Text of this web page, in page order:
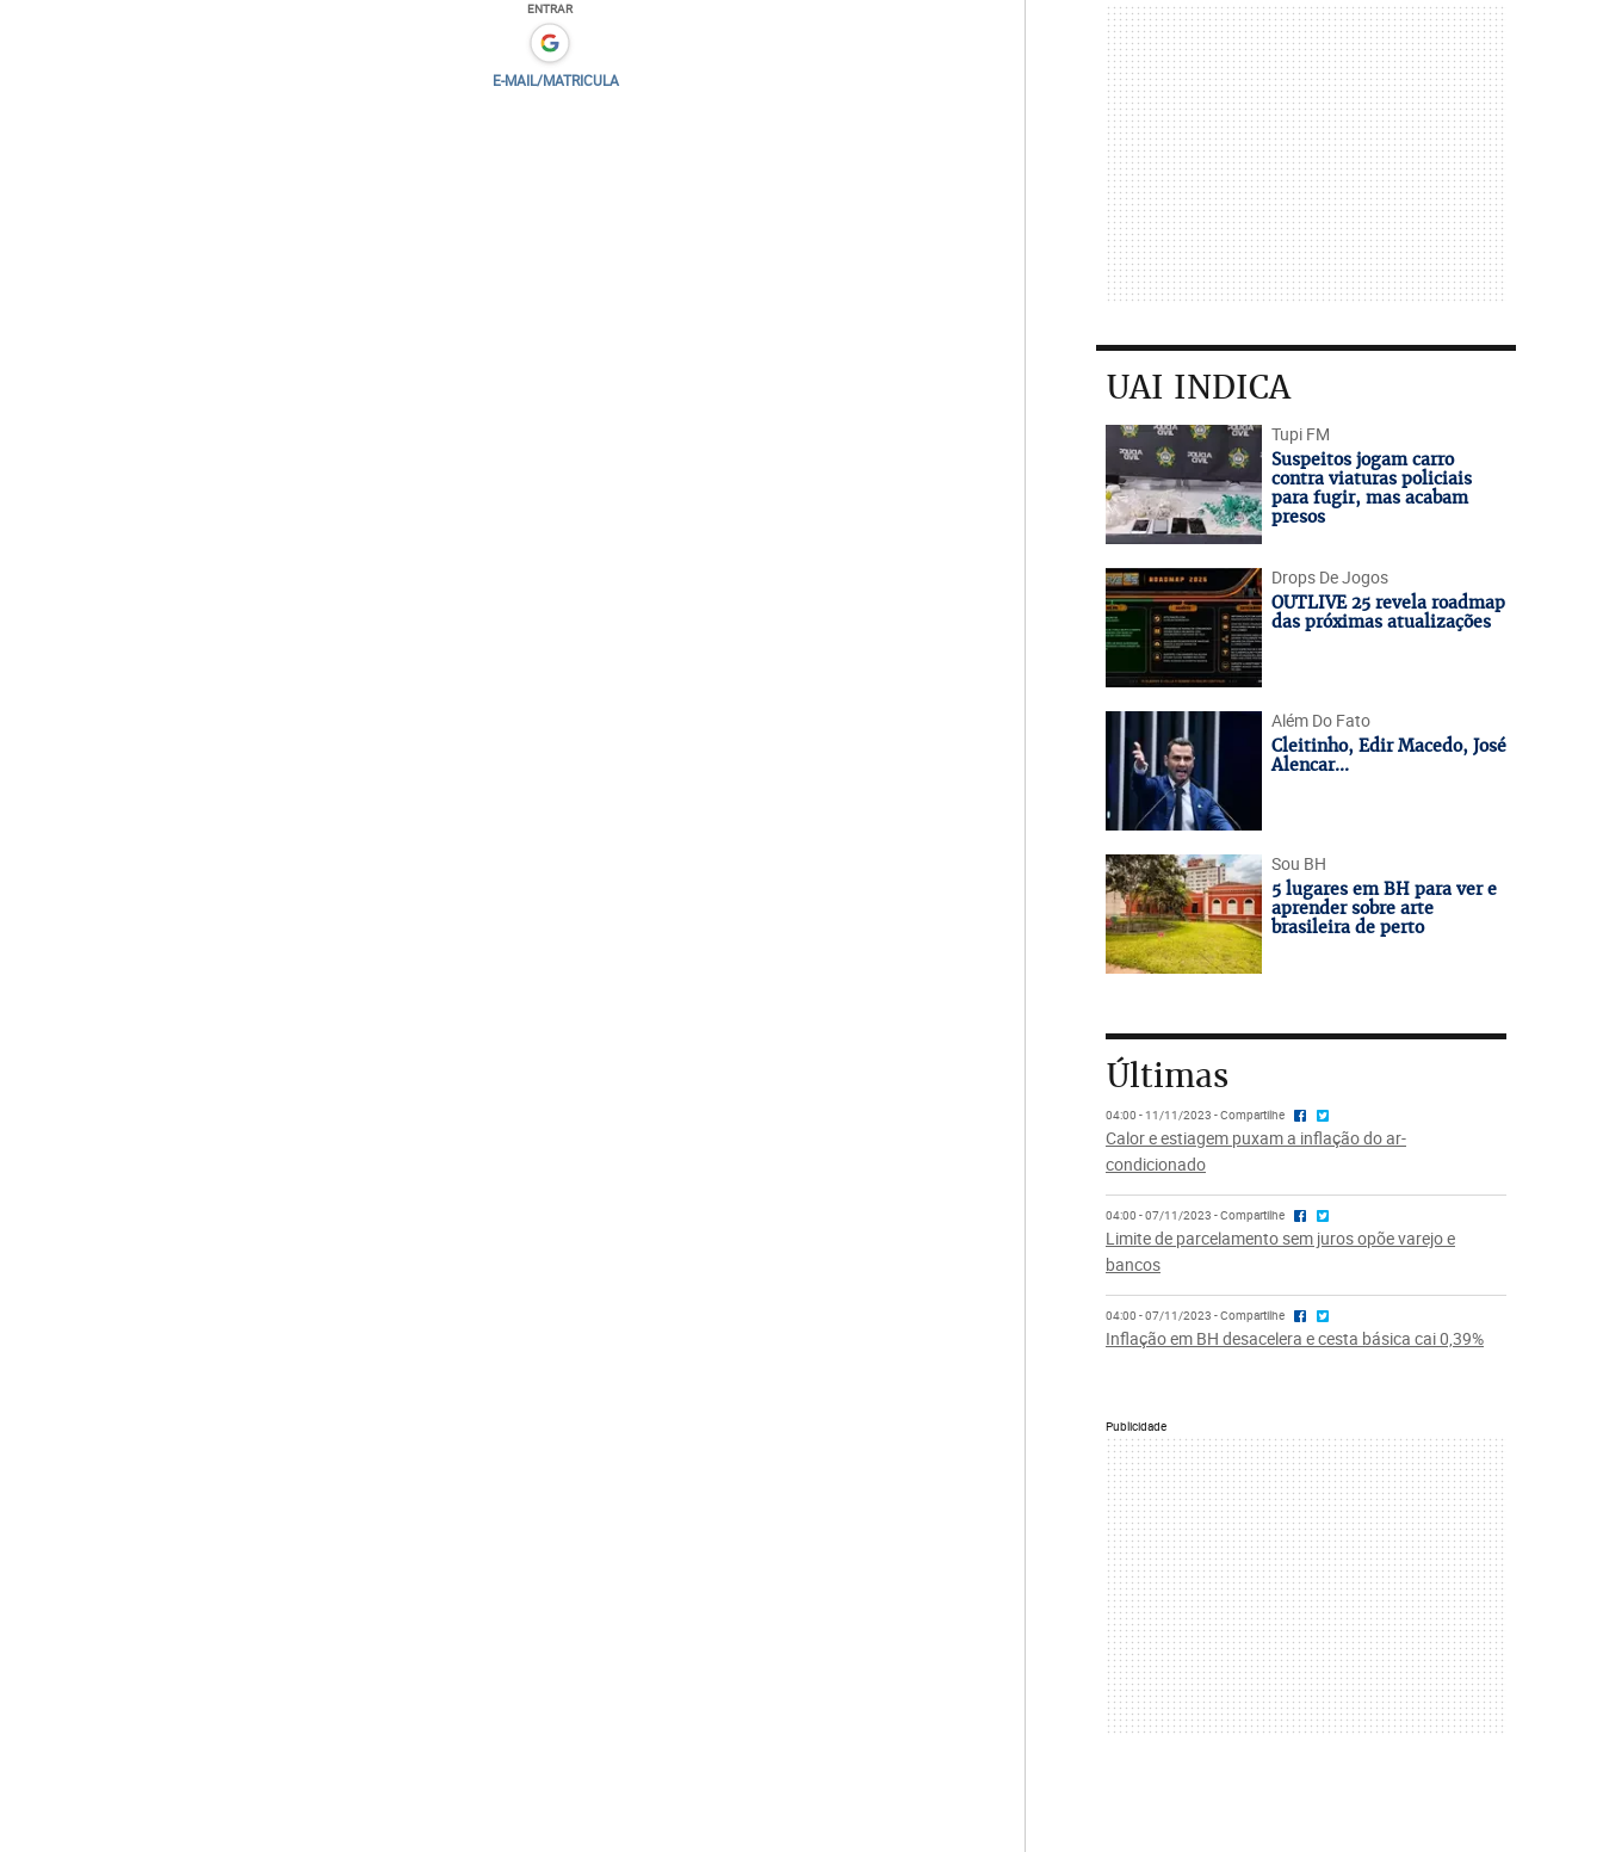
ENTRAR
E-MAIL/MATRICULA
UAI INDICA
Tupi FM
Suspeitos jogam carro
contra viaturas policiais
para fugir, mas acabam
presos
Drops De Jogos
OUTLIVE 25 revela roadmap
das próximas atualizações
Além Do Fato
Cleitinho, Edir Macedo, José
Alencar...
Sou BH
5 lugares em BH para ver e
aprender sobre arte
brasileira de perto
Últimas
04:00 - 11/11/2023 - Compartilhe
Calor e estiagem puxam a inflação do ar-
condicionado
04:00 - 07/11/2023 - Compartilhe
Limite de parcelamento sem juros opõe varejo e
bancos
04:00 - 07/11/2023 - Compartilhe
Inflação em BH desacelera e cesta básica cai 0,39%
Publicidade